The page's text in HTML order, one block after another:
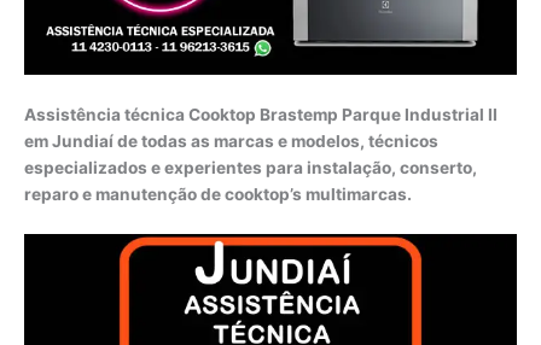
Assistência técnica Cooktop Brastemp Parque Industrial II
em Jundiaí de todas as marcas e modelos, técnicos
especializados e experientes para instalação, conserto,
reparo e manutenção de cooktop’s multimarcas.